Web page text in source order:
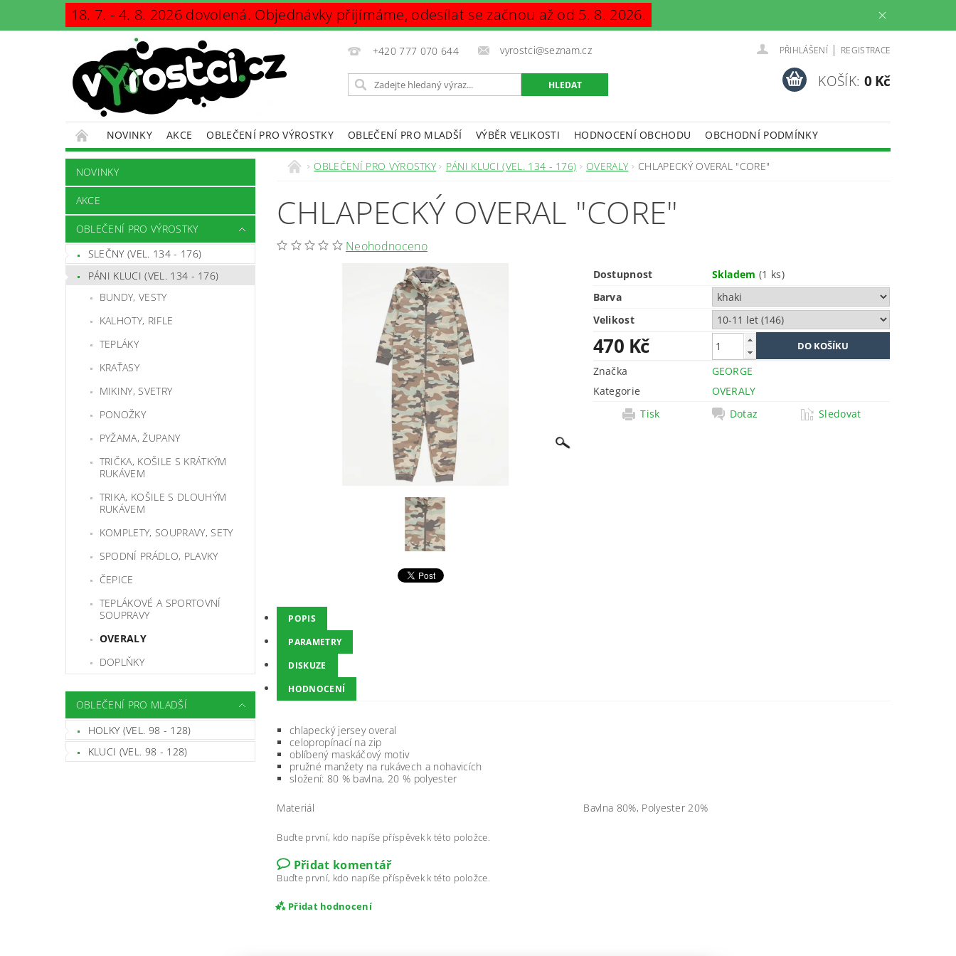
18. 7. - 4. 8. 2026 dovolená. Objednávky přijímáme, odesílat se začnou až od 5. 8. 2026.
+420 777 070 644 vyrostci@seznam.cz PŘIHLÁŠENÍ | REGISTRACE
KOŠÍK: 0 Kč
NOVINKY AKCE OBLEČENÍ PRO VÝROSTKY OBLEČENÍ PRO MLADŠÍ VÝBĚR VELIKOSTI HODNOCENÍ OBCHODU
OBCHODNÍ PODMÍNKY
KONTAKTY
PODMÍNKY OCHRANY OSOBNÍCH ÚDAJŮ
NOVINKY
AKCE
OBLEČENÍ PRO VÝROSTKY
SLEČNY (VEL. 134 - 176)
PÁNI KLUCI (VEL. 134 - 176)
BUNDY, VESTY
KALHOTY, RIFLE
TEPLÁKY
KRAŤASY
MIKINY, SVETRY
PONOŽKY
PYŽAMA, ŽUPANY
TRIČKA, KOŠILE S KRÁTKÝM
RUKÁVEM
TRIKA, KOŠILE S DLOUHÝM
RUKÁVEM
KOMPLETY, SOUPRAVY, SETY
SPODNÍ PRÁDLO, PLAVKY
ČEPICE
TEPLÁKOVÉ A SPORTOVNÍ
SOUPRAVY
OVERALY
DOPLŇKY
OBLEČENÍ PRO MLADŠÍ
HOLKY (VEL. 98 - 128)
KLUCI (VEL. 98 - 128)
OBLEČENÍ PRO VÝROSTKY PÁNI KLUCI (VEL. 134 - 176) OVERALY CHLAPECKÝ OVERAL "CORE"
CHLAPECKÝ OVERAL "CORE"
Neohodnoceno
Dostupnost Skladem(1 ks)
Barva
Velikost
470 Kč
Značka
GEORGE
Kategorie
OVERALY
Tisk
Dotaz Sledovat
POPIS
PARAMETRY
DISKUZE
HODNOCENÍ
chlapecký jersey overal
celopropínací na zip
oblíbený maskáčový motiv
pružné manžety na rukávech a nohavicích
složení: 80 % bavlna, 20 % polyester
Materiál Bavlna 80%, Polyester 20%
Buďte první, kdo napíše příspěvek k této položce.
Přidat komentář
Buďte první, kdo napíše příspěvek k této položce.
Přidat hodnocení